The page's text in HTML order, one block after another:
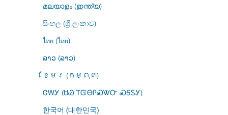
മലയാളം (ഇന്ത്യ)
සිංහල (ශ්‍රී ලංකාව)
ไทย (ไทย)
ລາວ (ລາວ)
ខ្មែរ (កម្ពុជា)
ᏣᎳᎩ (ᏌᏊ ᎢᏳᎾᎵᏍᏔᏅ ᏍᎦᏚᎩ)
한국어 (대한민국)